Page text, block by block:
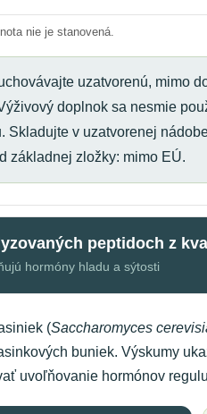
nie je stanovená.
uzatvorenú, mimo
doplnok sa nesmie
Skladujte v uzatvorenej
základnej zložky: mimo EÚ.
peptidoch z
hormóny hladu a sýtosti
(Saccharomyces
buniek. Výskumy
uvoľňovanie hormónov